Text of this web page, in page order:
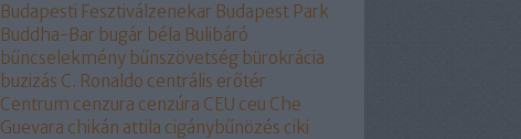
Budapesti Fesztiválzenekar Budapest Park
Buddha-Bar bugár béla Bulibáró
bűncselekmény bűnszövetség bürokrácia
buzizás C. Ronaldo centrális erőtér
Centrum cenzura cenzúra CEU ceu Che
Guevara chikán attila cigánybűnözés ciki